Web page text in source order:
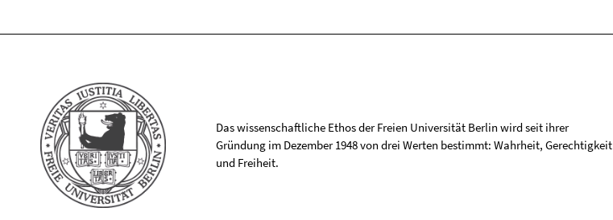
Das wissenschaftliche Ethos der Freien Universität Berlin wird seit ihrer
Gründung im Dezember 1948 von drei Werten bestimmt: Wahrheit, Gerechtigkeit
und Freiheit.